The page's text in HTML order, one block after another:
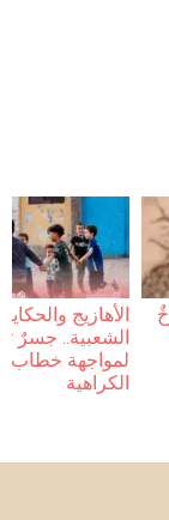
الأهازيج
الشعبية.. جسرٌ
لمواجهة خطاب
الكراهية